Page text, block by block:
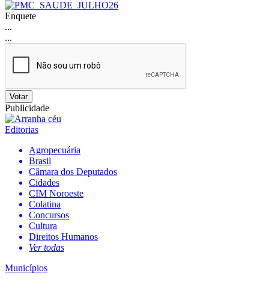
Enquete
...
...
Votar
Publicidade
Editorias
Agropecuária
Brasil
Câmara dos Deputados
Cidades
CIM Noroeste
Colatina
Concursos
Cultura
Direitos Humanos
Ver todas
Municípios